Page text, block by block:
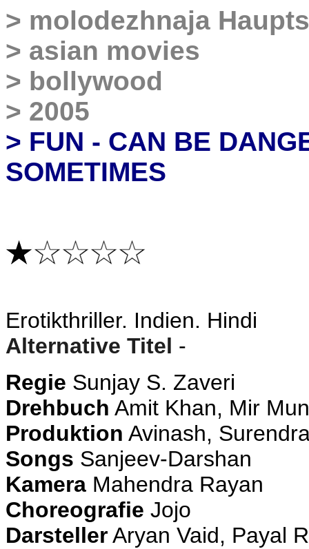
> molodezhnaja
> asian movies
> bollywood
> 2005
> FUN - CAN BE
SOMETIMES
Erotikthriller. Indien. Hindi
Alternative Titel -
Regie Sunjay S. Zaveri
Drehbuch Amit Khan, Mir
Produktion Avinash,
Songs Sanjeev-Darshan
Kamera Mahendra Rayan
Choreografie Jojo
DarstellerAryan Vaid, Payal